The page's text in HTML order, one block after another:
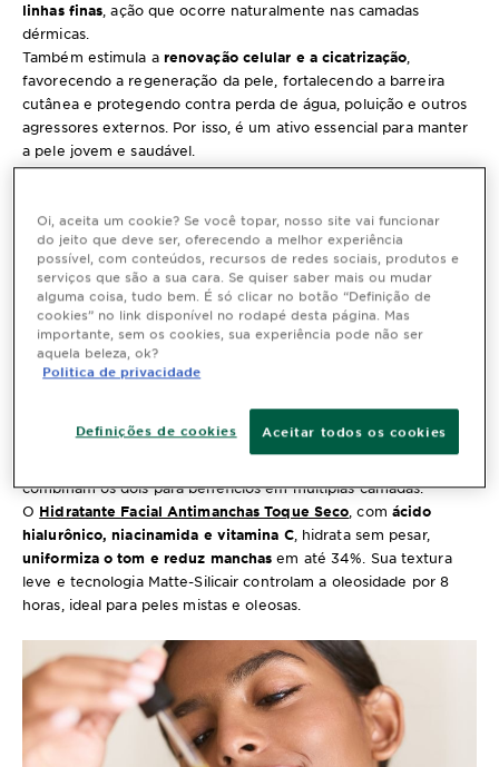
linhas finas, ação que ocorre naturalmente nas camadas
dérmicas.
Também estimula a renovação celular e a cicatrização,
favorecendo a regeneração da pele, fortalecendo a barreira
cutânea e protegendo contra perda de água, poluição e outros
agressores externos. Por isso, é um ativo essencial para manter
a pele jovem e saudável.
hialurônicos?
Existemdiferentes tipos de ácido hialurônico, classificados
pelo tamanho molecular, que define a profundidade de atuação
na pele. O de alto peso molecular permanece na superfície,
formando um filme hidratante que retém a umidade, previne a
perda de água e proporciona hidratação imediata com efeito
suavizante.
para fora, estimulando colágeno, melhorando a elasticidade e
combinam os dois para benefícios em múltiplas camadas.
O Hidratante Facial Antimanchas Toque Seco, com ácido
hialurônico, niacinamida e vitamina C, hidrata sem pesar,
uniformiza o tom e reduz manchas em até 34%. Sua textura
leve e tecnologia Matte-Silicair controlam a oleosidade por 8
horas, ideal para peles mistas e oleosas.
Oi, aceita um cookie? Se você topar, nosso site vai funcionar
do jeito que deve ser, oferecendo a melhor experiência
possível, com conteúdos, recursos de redes sociais, produtos e
serviços que são a sua cara. Se quiser saber mais ou mudar
alguma coisa, tudo bem. É só clicar no botão “Definição de
cookies” no link disponível no rodapé desta página. Mas
importante, sem os cookies, sua experiência pode não ser
aquela beleza, ok?
Politica de privacidade
Definições de cookies Aceitar todos os cookies